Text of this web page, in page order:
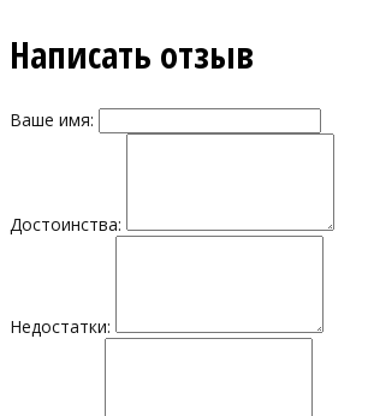
Написать отзыв
Ваше имя:
Достоинства:
Недостатки: